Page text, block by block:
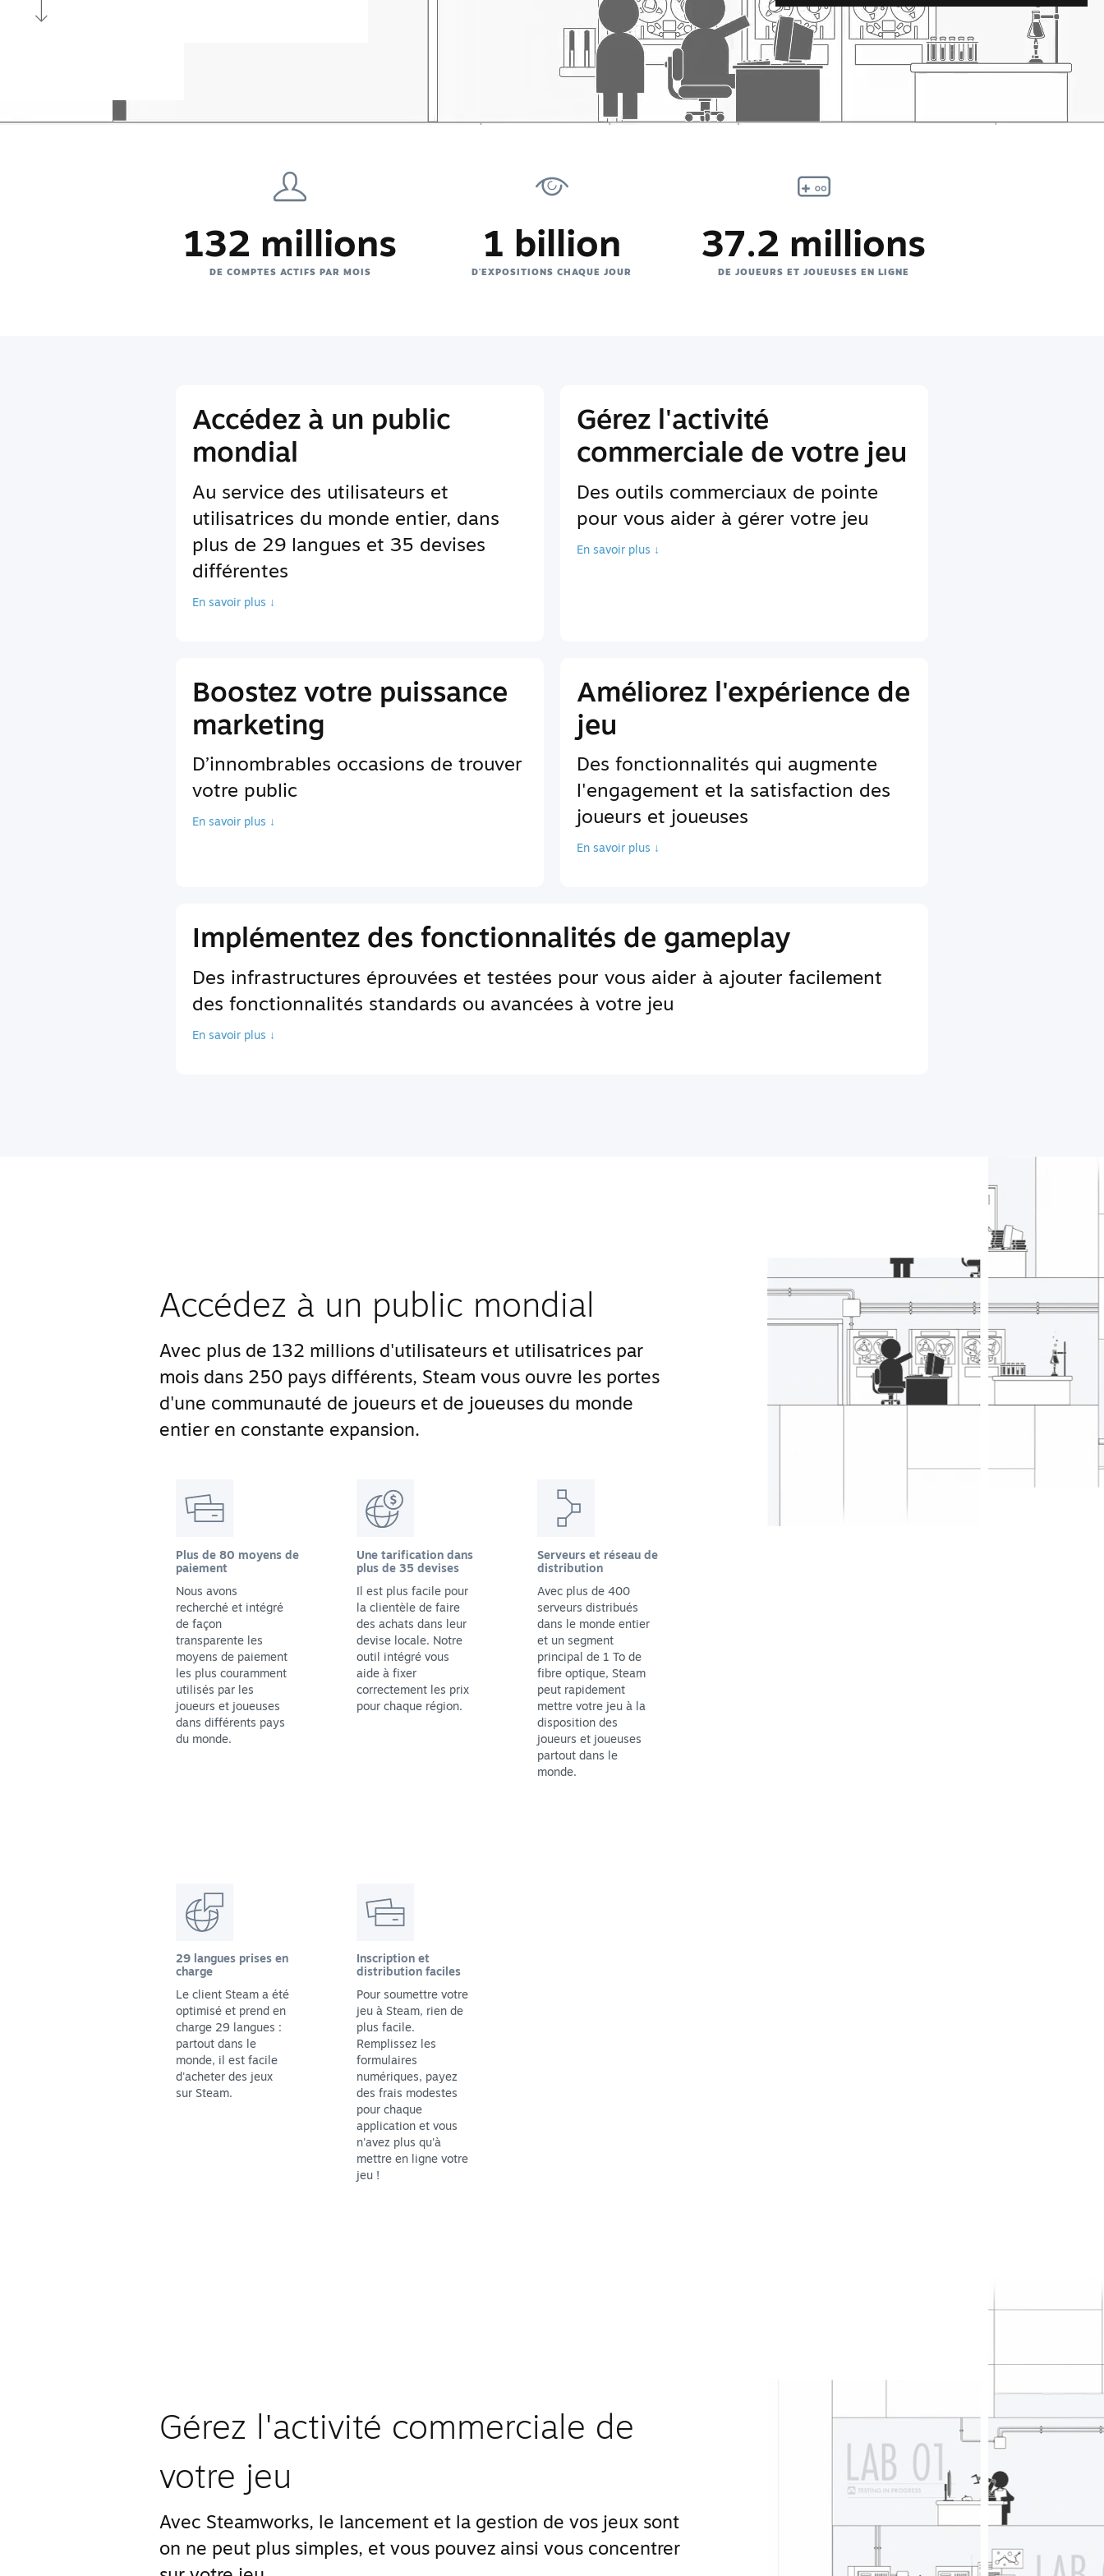
132 millions
DE COMPTES ACTIFS PAR MOIS
1 billion
D'EXPOSITIONS CHAQUE JOUR
37.2 millions
DE JOUEURS ET JOUEUSES EN LIGNE
Accédez à un public
mondial
Au service des utilisateurs et
utilisatrices du monde entier, dans
plus de 29 langues et 35 devises
différentes
En savoir plus ↓
Gérez l'activité
commerciale de votre jeu
Des outils commerciaux de pointe
pour vous aider à gérer votre jeu
En savoir plus ↓
Boostez votre puissance
marketing
D’innombrables occasions de trouver
votre public
En savoir plus ↓
Améliorez l'expérience de
jeu
Des fonctionnalités qui augmente
l'engagement et la satisfaction des
joueurs et joueuses
En savoir plus ↓
Implémentez des fonctionnalités de gameplay
Des infrastructures éprouvées et testées pour vous aider à ajouter facilement
des fonctionnalités standards ou avancées à votre jeu
En savoir plus ↓
Accédez à un public mondial
Avec plus de 132 millions d'utilisateurs et utilisatrices par
mois dans 250 pays différents, Steam vous ouvre les portes
d'une communauté de joueurs et de joueuses du monde
entier en constante expansion.
Plus de 80 moyens de
paiement
Nous avons
recherché et intégré
de façon
transparente les
moyens de paiement
les plus couramment
utilisés par les
joueurs et joueuses
dans différents pays
du monde.
Une tarification dans
plus de 35 devises
Il est plus facile pour
la clientèle de faire
des achats dans leur
devise locale. Notre
outil intégré vous
aide à fixer
correctement les prix
pour chaque région.
Serveurs et réseau de
distribution
Avec plus de 400
serveurs distribués
dans le monde entier
et un segment
principal de 1 To de
fibre optique, Steam
peut rapidement
mettre votre jeu à la
disposition des
joueurs et joueuses
partout dans le
monde.
29 langues prises en
charge
Le client Steam a été
optimisé et prend en
charge 29 langues :
partout dans le
monde, il est facile
d'acheter des jeux
sur Steam.
Inscription et
distribution faciles
Pour soumettre votre
jeu à Steam, rien de
plus facile.
Remplissez les
formulaires
numériques, payez
des frais modestes
pour chaque
application et vous
n'avez plus qu'à
mettre en ligne votre
jeu !
Gérez l'activité commerciale de
votre jeu
Avec Steamworks, le lancement et la gestion de vos jeux sont
on ne peut plus simples, et vous pouvez ainsi vous concentrer